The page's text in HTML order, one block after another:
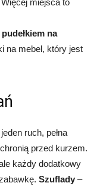
Więcej miejsca to
na
na mebel, który jest
ruch, pełna
przed kurzem.
każdy dodatkowy
Szuflady –